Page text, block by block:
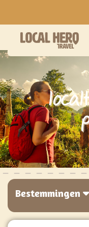
Bestemmingen